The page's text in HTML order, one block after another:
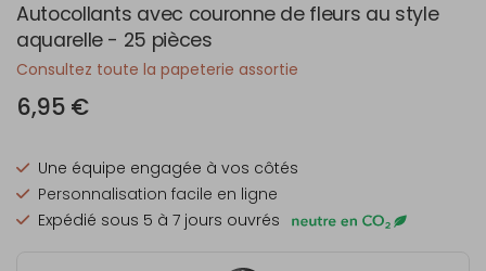
Autocollants avec couronne de fleurs au style
aquarelle - 25 pièces
Consultez toute la papeterie assortie
6,95 €
Une équipe engagée à vos côtés
Personnalisation facile en ligne
Expédié sous 5 à 7 jours ouvrés